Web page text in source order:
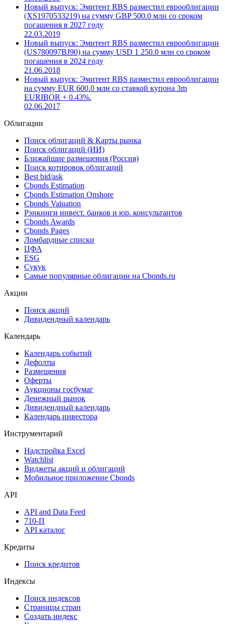
Новый выпуск: Эмитент RBS разместил еврооблигации
(XS1970533219) на сумму GBP 500.0 млн со сроком
погашения в 2027 году
22.03.2019
Новый выпуск: Эмитент RBS разместил еврооблигации
(US780097BJ90) на сумму USD 1 250.0 млн со сроком
погашения в 2024 году
21.06.2018
Новый выпуск: Эмитент RBS разместил еврооблигации
на сумму EUR 600.0 млн со ставкой купона 3m
EURIBOR + 0.43%.
02.06.2017
Облигации
Поиск облигаций & Карты рынка
Поиск облигаций (ИИ)
Ближайшие размещения (Россия)
Поиск котировок облигаций
Best bid/ask
Cbonds Estimation
Cbonds Estimation Onshore
Cbonds Valuation
Рэнкинги инвест. банков и юр. консультантов
Cbonds Awards
Cbonds Pages
Ломбардные списки
ЦФА
ESG
Сукук
Самые популярные облигации на Cbonds.ru
Акции
Поиск акций
Дивидендный календарь
Календарь
Календарь событий
Дефолты
Размещения
Оферты
Аукционы госбумаг
Денежный рынок
Дивидендный календарь
Календарь инвестора
Инструментарий
Надстройка Excel
Watchlist
Виджеты акций и облигаций
Мобильное приложение Cbonds
API
API and Data Feed
710-П
API каталог
Кредиты
Поиск кредитов
Индексы
Поиск индексов
Страницы стран
Создать индекс